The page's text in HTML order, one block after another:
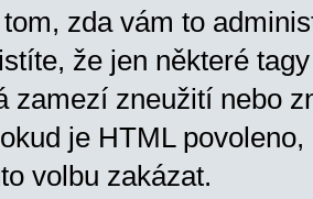
zda vám to
že jen některé
zamezí zneužití nebo
je HTML
volbu zakázat.